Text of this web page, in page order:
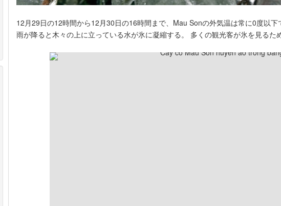
12月29日の12時間から12月30日の16時間まで、Mau Sonの外気温は常に0度以下
雨が降ると木々の上に立っている水が氷に凝縮する。 多くの観光客が氷を見るた